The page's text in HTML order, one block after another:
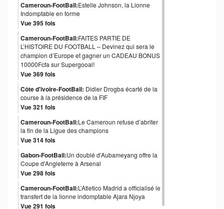
Cameroun-FootBall:Estelle Johnson, la Lionne
Indomptable en forme
Vue 395 fois
Cameroun-FootBall:FAITES PARTIE DE
L’HISTOIRE DU FOOTBALL – Devinez qui sera le
champion d’Europe et gagner un CADEAU BONUS
10000Fcfa sur Supergooal!
Vue 369 fois
Côte d'ivoire-FootBall: Didier Drogba écarté de la
course à la présidence de la FIF
Vue 321 fois
Cameroun-FootBall:Le Cameroun refuse d’abriter
la fin de la Ligue des champions
Vue 314 fois
Gabon-FootBall:Un doublé d'Aubameyang offre la
Coupe d'Angleterre à Arsenal
Vue 298 fois
Cameroun-FootBall:L’Atletico Madrid a officialisé le
transfert de la lionne indomptable Ajara Njoya
Vue 291 fois